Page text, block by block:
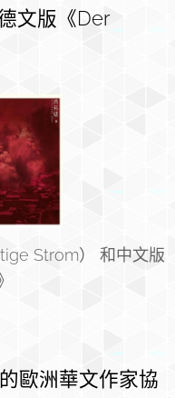
文版《Der
Strom） 和中文版
歐洲華文作家協